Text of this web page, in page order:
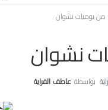
من يوميات نشوان
نشوان
بواسطة عاطف الفراية